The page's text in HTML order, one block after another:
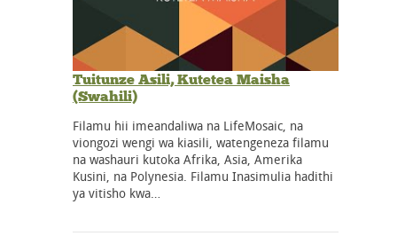
Tuitunze Asili, Kutetea Maisha
(Swahili)
Filamu hii imeandaliwa na LifeMosaic, na
viongozi wengi wa kiasili, watengeneza filamu
na washauri kutoka Afrika, Asia, Amerika
Kusini, na Polynesia. Filamu Inasimulia hadithi
ya vitisho kwa…